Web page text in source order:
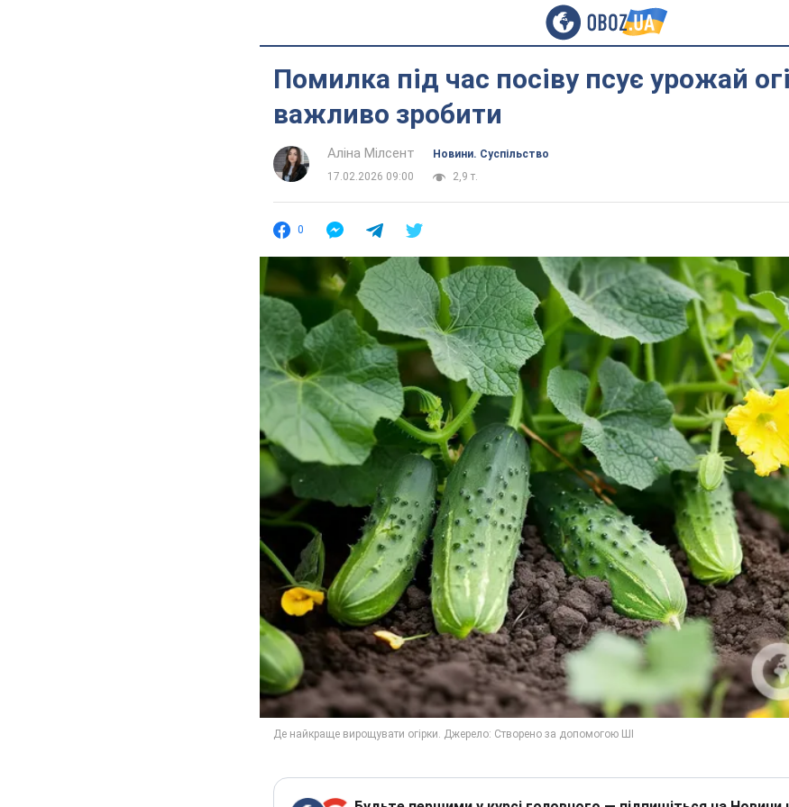
Помилка під час посіву псує урожай
важливо зробити
Аліна Мілсент
Новини. Суспільство
17.02.2026 09:00
2,9 т.
0